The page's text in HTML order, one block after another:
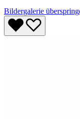
Bildergalerie